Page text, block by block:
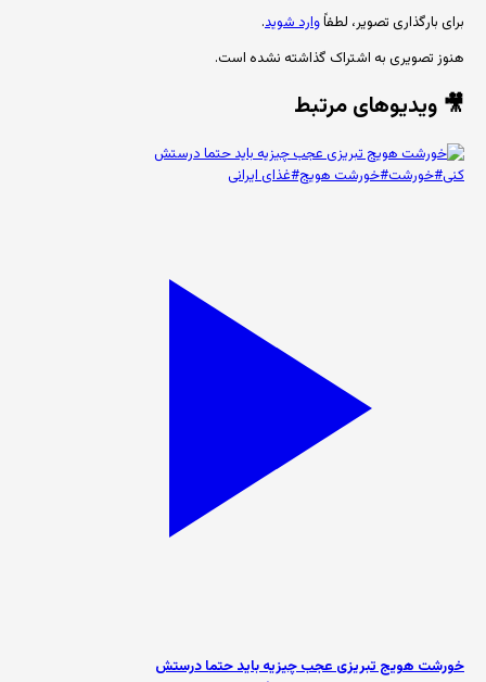
برای بارگذاری تصویر، لطفاًوارد شوید.
هنوز تصویری به اشتراک گذاشته نشده است.
🎥 ویدیوهای مرتبط
خورشت هویج تبریزی عجب چیزیه باید حتما درستش